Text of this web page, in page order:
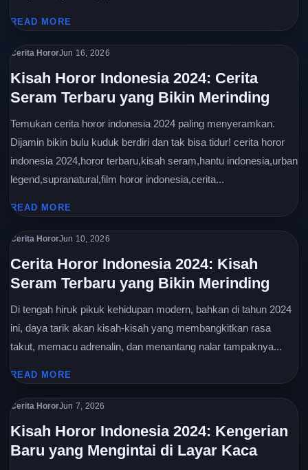
READ MORE
Cerita HororJun 16, 2026
Kisah Horor Indonesia 2024: Cerita
Seram Terbaru yang Bikin Merinding
Temukan cerita horor indonesia 2024 paling menyeramkan.
Dijamin bikin bulu kuduk berdiri dan tak bisa tidur! cerita horor
indonesia 2024,horor terbaru,kisah seram,hantu indonesia,urban
legend,supranatural,film horor indonesia,cerita...
READ MORE
Cerita HororJun 10, 2026
Cerita Horor Indonesia 2024: Kisah
Seram Terbaru yang Bikin Merinding
Di tengah hiruk pikuk kehidupan modern, bahkan di tahun 2024
ini, daya tarik akan kisah-kisah yang membangkitkan rasa
takut, memacu adrenalin, dan menantang nalar tampaknya...
READ MORE
Cerita HororJun 7, 2026
Kisah Horor Indonesia 2024: Kengerian
Baru yang Mengintai di Layar Kaca